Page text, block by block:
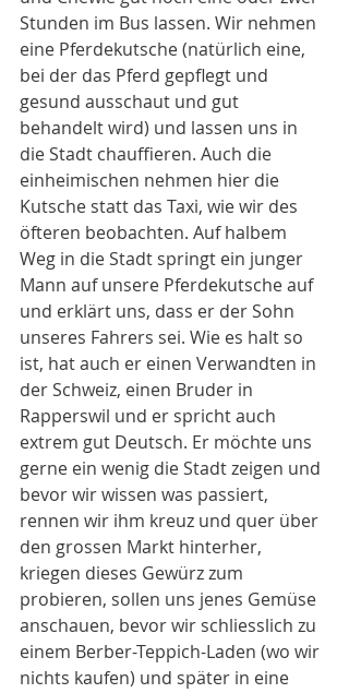
Stunden im Bus lassen. Wir nehmen
eine Pferdekutsche (natürlich eine,
bei der das Pferd gepflegt und
gesund ausschaut und gut
behandelt wird) und lassen uns in
die Stadt chauffieren. Auch die
einheimischen nehmen hier die
Kutsche statt das Taxi, wie wir des
öfteren beobachten. Auf halbem
Weg in die Stadt springt ein junger
Mann auf unsere Pferdekutsche auf
und erklärt uns, dass er der Sohn
unseres Fahrers sei. Wie es halt so
ist, hat auch er einen Verwandten in
der Schweiz, einen Bruder in
Rapperswil und er spricht auch
extrem gut Deutsch. Er möchte uns
gerne ein wenig die Stadt zeigen und
bevor wir wissen was passiert,
rennen wir ihm kreuz und quer über
den grossen Markt hinterher,
kriegen dieses Gewürz zum
probieren, sollen uns jenes Gemüse
anschauen, bevor wir schliesslich zu
einem Berber-Teppich-Laden (wo wir
nichts kaufen) und später in eine